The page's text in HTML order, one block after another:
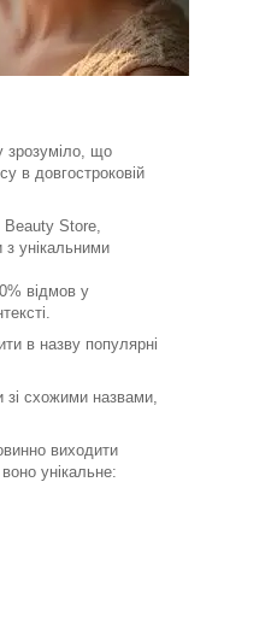
зрозуміло, що
в довгостроковій
Beauty Store,
унікальними
відмов у
в назву популярні
зі схожими назвами,
виходити
унікальне: